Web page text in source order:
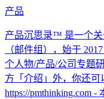
产品
产品沉思录™ 是一个关
（邮件组），始于
个人物/产品/公司专题
方「介绍」外，你还可
https://pmthinking.com -